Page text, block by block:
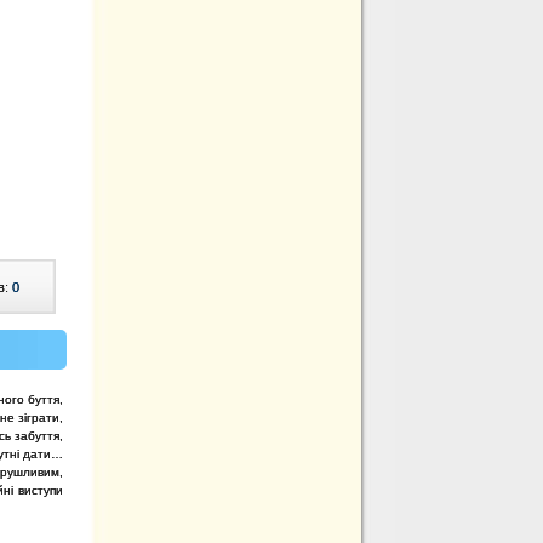
0
буття,
зіграти,
забуття,
дати…
виступи